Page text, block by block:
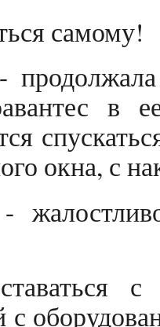
самому!
в
окна, с
с
с